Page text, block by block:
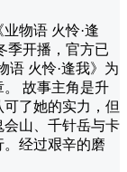
物语 火怜·逢
季开播，官方已
语 火怜·逢我》为
故事主角是升
可了她的实力，但
山、千针岳与卡
经过艰辛的磨